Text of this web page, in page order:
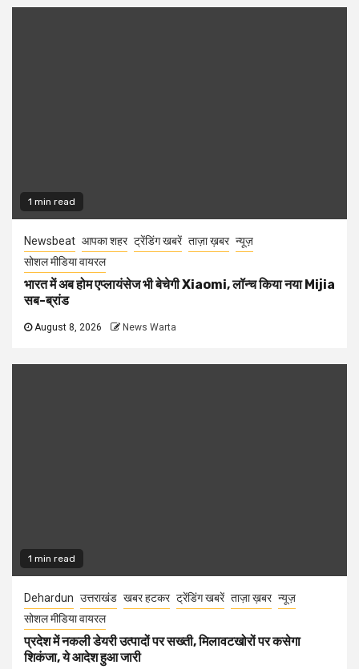
1 min read
Newsbeat आपका शहर ट्रेंडिंग खबरें ताज़ा ख़बर न्यूज़
सोशल मीडिया वायरल
भारत में अब होम एप्लायंसेज भी बेचेगी Xiaomi, लॉन्च किया नया Mijia
सब-ब्रांड
August 8, 2026 News Warta
1 min read
Dehardun उत्तराखंड खबर हटकर ट्रेंडिंग खबरें ताज़ा ख़बर न्यूज़
सोशल मीडिया वायरल
प्रदेश में नकली डेयरी उत्पादों पर सख्ती, मिलावटखोरों पर कसेगा
शिकंजा, ये आदेश हुआ जारी